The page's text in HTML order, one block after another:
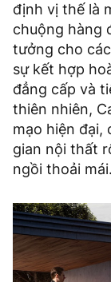
định vị thế là
chuộng hàng
tưởng cho
sự kết hợp
đẳng cấp và
thiên nhiên,
mạo hiện đại,
gian nội thất
ngồi thoải mái.